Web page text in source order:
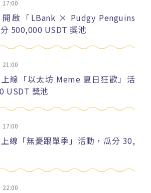
17:00
開啟「LBank × Pudgy Penguins
500,000 USDT 獎池
21:00
線「以太坊 Meme 夏日狂歡」活
USDT 獎池
17:00
線「無憂跟單季」活動，瓜分 30,
22:00